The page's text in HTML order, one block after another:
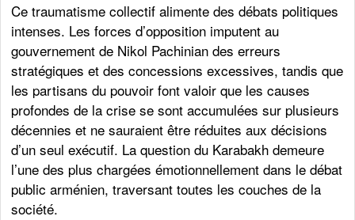
Ce traumatisme collectif alimente des débats politiques
intenses. Les forces d’opposition imputent au
gouvernement de Nikol Pachinian des erreurs
stratégiques et des concessions excessives, tandis que
les partisans du pouvoir font valoir que les causes
profondes de la crise se sont accumulées sur plusieurs
décennies et ne sauraient être réduites aux décisions
d’un seul exécutif. La question du Karabakh demeure
l’une des plus chargées émotionnellement dans le débat
public arménien, traversant toutes les couches de la
société.